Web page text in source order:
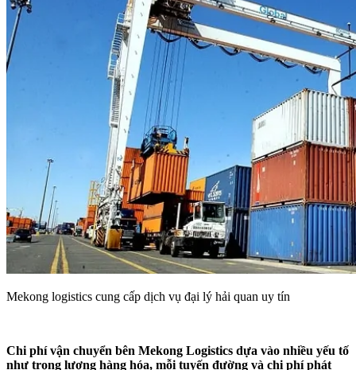
Mekong logistics cung cấp dịch vụ đại lý hải quan uy tín
Chi phí vận chuyển bên Mekong Logistics dựa vào nhiều yếu tố
như trọng lượng hàng hóa, mỗi tuyến đường và chi phí phát